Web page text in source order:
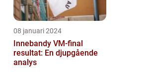
08 januari 2024
Innebandy VM-final
resultat: En djupgående
analys